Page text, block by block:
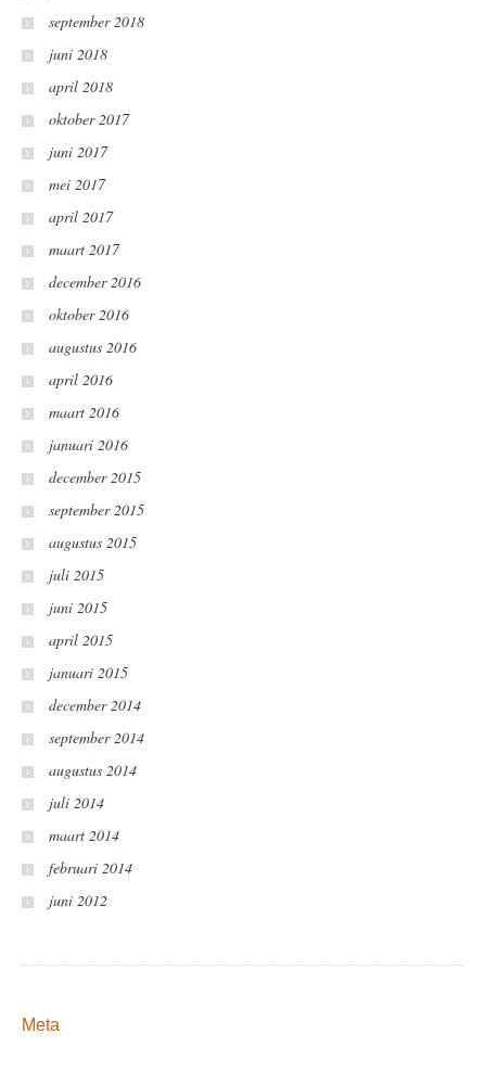
september 2018
juni 2018
april 2018
oktober 2017
juni 2017
mei 2017
april 2017
maart 2017
december 2016
oktober 2016
augustus 2016
april 2016
maart 2016
januari 2016
december 2015
september 2015
augustus 2015
juli 2015
juni 2015
april 2015
januari 2015
december 2014
september 2014
augustus 2014
juli 2014
maart 2014
februari 2014
juni 2012
Meta